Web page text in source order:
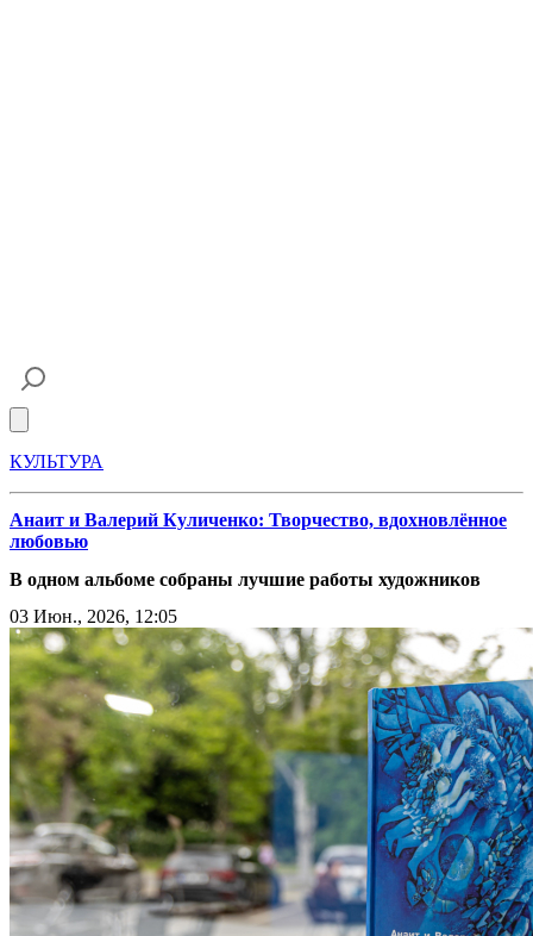
КУЛЬТУРА
Анаит и Валерий Куличенко: Творчество, вдохновлённое
любовью
В одном альбоме собраны лучшие работы художников
03 Июн., 2026, 12:05